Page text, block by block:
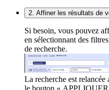
2. Affiner les résultats de
Si besoin, vous pouvez
en sélectionnant des
de recherche.
La recherche est
le bouton «